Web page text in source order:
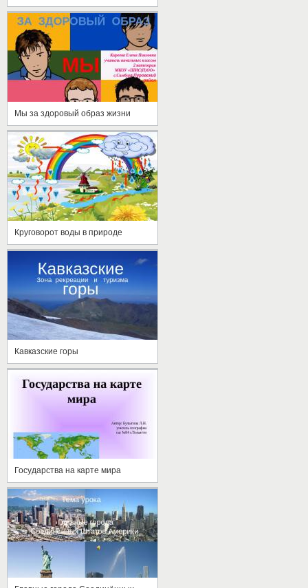
Мы за здоровый образ жизни
Круговорот воды в природе
Кавказские горы
Государства на карте мира